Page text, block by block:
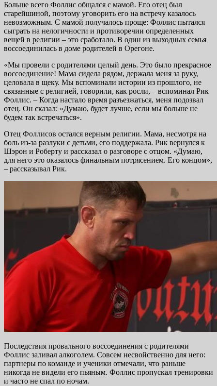
Больше всего Фоллис общался с мамой. Его отец был
старейшиной, поэтому уговорить его на встречу казалось
невозможным. С мамой получалось проще: Фоллис пытался
сыграть на нелогичности и противоречии определенных
вещей в религии – это сработало. В один из выходных семья
воссоединилась в доме родителей в Орегоне.
«Мы провели с родителями целый день. Это было прекрасное
воссоединение! Мама сидела рядом, держала меня за руку,
целовала в щеку. Мы вспоминали истории из прошлого, не
связанные с религией, говорили, как росли, – вспоминал Рик
Фоллис. – Когда настало время разъезжаться, меня подозвал
отец. Он сказал: «Думаю, будет лучше, если мы больше не
будем так встречаться».
Отец Фоллисов остался верным религии. Мама, несмотря на
боль из-за разлуки с детьми, его поддержала. Рик вернулся к
Шэрон и Роберту и рассказал о разговоре с отцом. «Думаю,
для него это оказалось финальным потрясением. Его концом»,
– рассказывал Рик.
Последствия провального воссоединения с родителями
Фоллис заливал алкоголем. Совсем несвойственно для него:
партнеры по команде и ученики отмечали, что раньше
никогда не видели его пьяным. Фоллис пропускал тренировки
и часто не спал по ночам.